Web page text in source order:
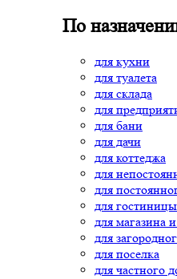
По
для кухни
для туалета
для склада
для
для бани
для дачи
для коттеджа
для
для
для
для магазина
для
для поселка
для частного